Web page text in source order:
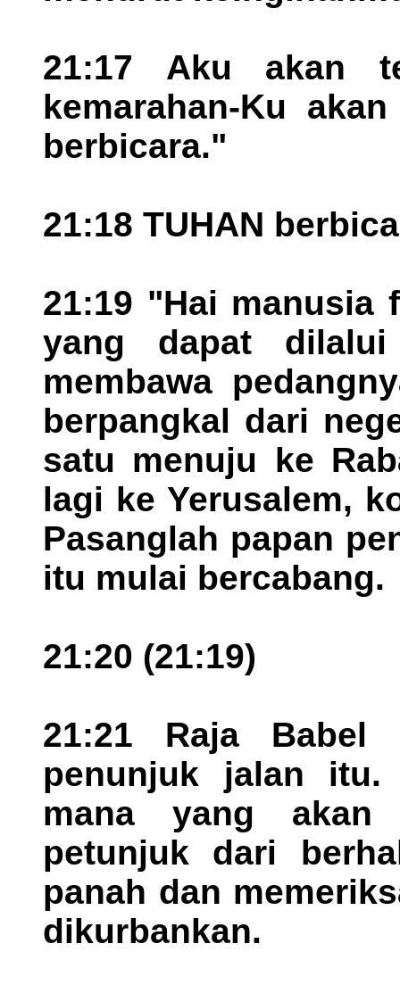
21:17 Aku akan
kemarahan-Ku
berbicara."
21:18 TUHAN
21:19 "Hai manusia
yang dapat
membawa
berpangkal dari
satu menuju ke
lagi ke Yerusalem,
Pasanglah papan
itu mulai bercabang.
21:20 (21:19)
21:21 Raja
penunjuk jalan itu.
mana yang akan
petunjuk dari
panah dan
dikurbankan.